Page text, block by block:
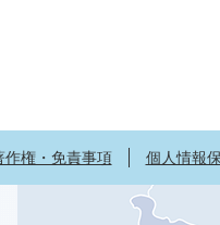
作権・免責事項 個人情報